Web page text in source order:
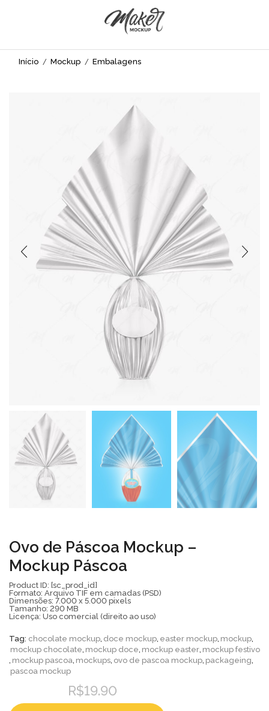
Início / Mockup / Embalagens
Ovo de Páscoa Mockup –
Mockup Páscoa
Product ID: [sc_prod_id]
Formato: Arquivo TIF em camadas (PSD)
Dimensões: 7.000 x 5.000 pixels
Tamanho: 290 MB
Licença: Uso comercial (direito ao uso)
Tag: chocolate mockup, doce mockup, easter mockup, mockup,
mockup chocolate, mockup doce, mockup easter, mockup festivo
, mockup pascoa, mockups, ovo de pascoa mockup, packageing,
pascoa mockup
R$19.90